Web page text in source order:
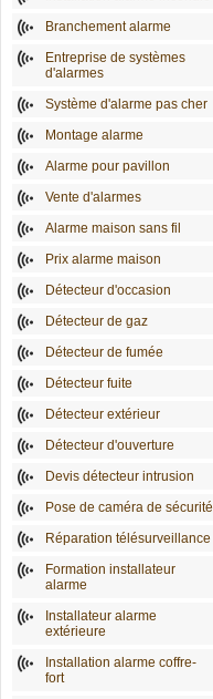
Branchement alarme
Entreprise de systèmes
d'alarmes
Système d'alarme pas cher
Montage alarme
Alarme pour pavillon
Vente d'alarmes
Alarme maison sans fil
Prix alarme maison
Détecteur d'occasion
Détecteur de gaz
Détecteur de fumée
Détecteur fuite
Détecteur extérieur
Détecteur d'ouverture
Devis détecteur intrusion
Pose de caméra de sécurité
Réparation télésurveillance
Formation installateur
alarme
Installateur alarme
extérieure
Installation alarme coffre-
fort